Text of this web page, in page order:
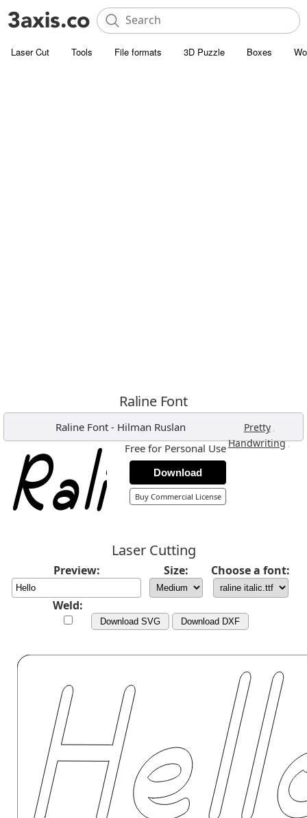
Laser Cut Tools File formats 3D Puzzle Boxes
Raline Font
Raline Font- Hilman Ruslan Pretty ,
Handwriting,
Free for Personal Use
Download
Buy Commercial License
Laser Cutting
Preview: Size: Choose a font:
Weld:
Download SVG Download DXF